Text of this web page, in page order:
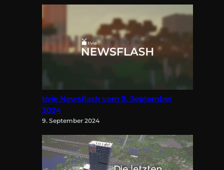
tivie Newsflash vom 9. September
2024
9. September 2024